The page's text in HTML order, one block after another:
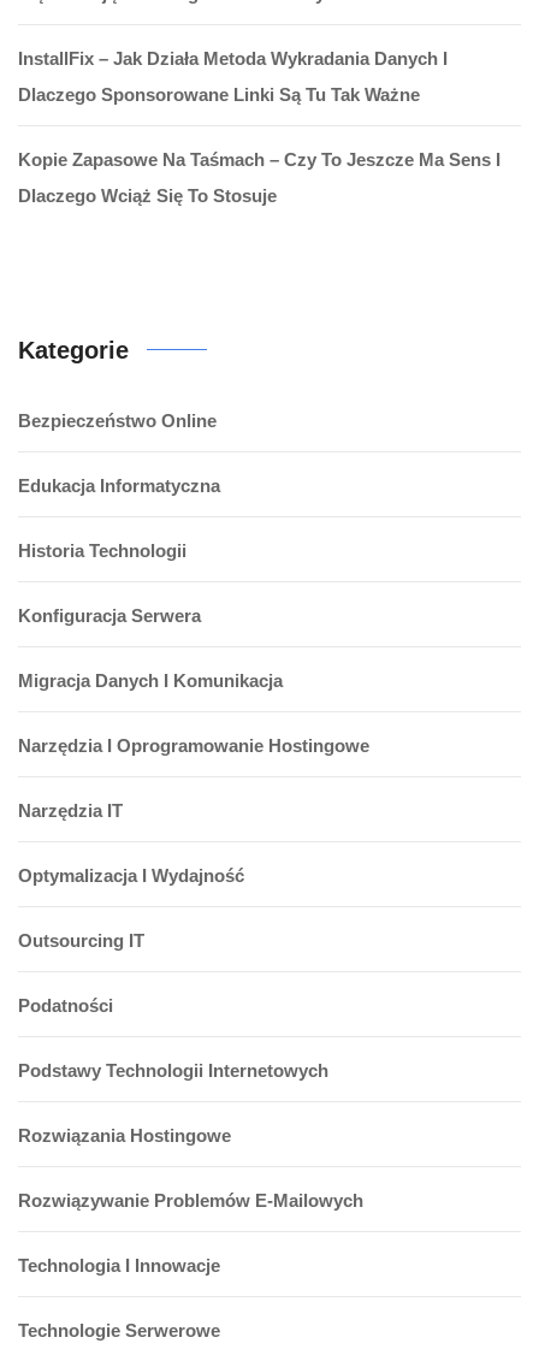
InstallFix – Jak Działa Metoda Wykradania Danych I
Dlaczego Sponsorowane Linki Są Tu Tak Ważne
Kopie Zapasowe Na Taśmach – Czy To Jeszcze Ma Sens I
Dlaczego Wciąż Się To Stosuje
Kategorie
Bezpieczeństwo Online
Edukacja Informatyczna
Historia Technologii
Konfiguracja Serwera
Migracja Danych I Komunikacja
Narzędzia I Oprogramowanie Hostingowe
Narzędzia IT
Optymalizacja I Wydajność
Outsourcing IT
Podatności
Podstawy Technologii Internetowych
Rozwiązania Hostingowe
Rozwiązywanie Problemów E-Mailowych
Technologia I Innowacje
Technologie Serwerowe